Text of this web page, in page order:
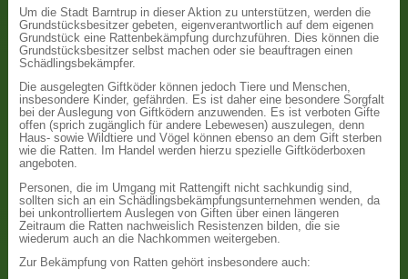
Um die Stadt Barntrup in dieser Aktion zu unterstützen, werden die
Grundstücksbesitzer gebeten, eigenverantwortlich auf dem eigenen
Grundstück eine Rattenbekämpfung durchzuführen. Dies können die
Grundstücksbesitzer selbst machen oder sie beauftragen einen
Schädlingsbekämpfer.
Die ausgelegten Giftköder können jedoch Tiere und Menschen,
insbesondere Kinder, gefährden. Es ist daher eine besondere Sorgfalt
bei der Auslegung von Giftködern anzuwenden. Es ist verboten Gifte
offen (sprich zugänglich für andere Lebewesen) auszulegen, denn
Haus- sowie Wildtiere und Vögel können ebenso an dem Gift sterben
wie die Ratten. Im Handel werden hierzu spezielle Giftköderboxen
angeboten.
Personen, die im Umgang mit Rattengift nicht sachkundig sind,
sollten sich an ein Schädlingsbekämpfungsunternehmen wenden, da
bei unkontrolliertem Auslegen von Giften über einen längeren
Zeitraum die Ratten nachweislich Resistenzen bilden, die sie
wiederum auch an die Nachkommen weitergeben.
Zur Bekämpfung von Ratten gehört insbesondere auch: